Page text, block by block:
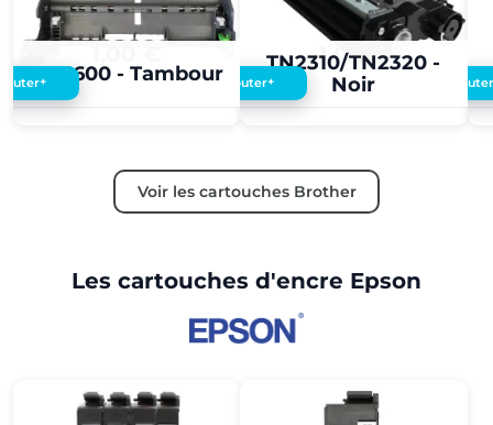
DR3600 - Tambour
+
TN2310/TN2320 -
Noir
1,00 €
Ajouter+
Voir les cartouches Brother
Les cartouches d'encre Epson